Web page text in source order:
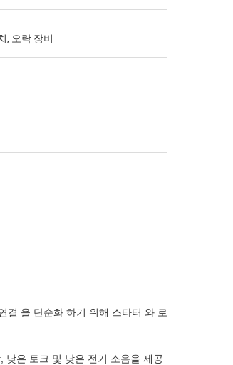
, 오락 장비
결 을 단순화 하기 위해 스타터 와 로
낮은 토크 및 낮은 전기 소음을 제공